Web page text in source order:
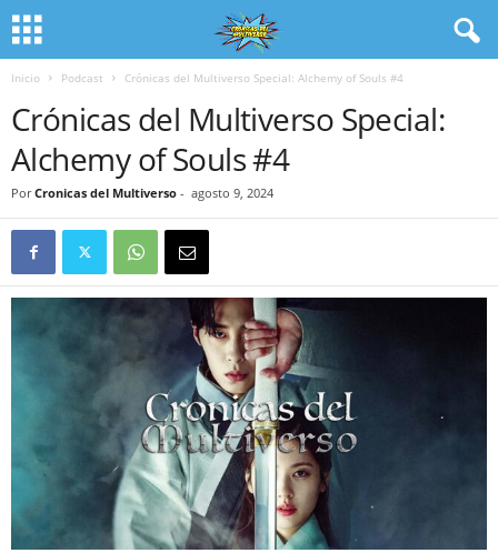
Inicio Podcast Crónicas del Multiverso Special: Alchemy of Souls #4
Crónicas del Multiverso Special:
Alchemy of Souls #4
Por Cronicas del Multiverso - agosto 9, 2024